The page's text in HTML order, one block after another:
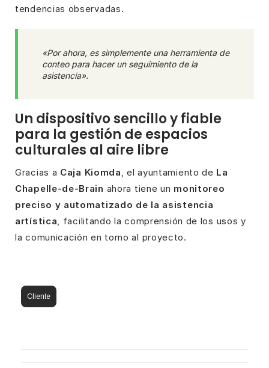
tendencias observadas.
«Por ahora, es simplemente una herramienta de
conteo para hacer un seguimiento de la
asistencia».
Un dispositivo sencillo y fiable
para la gestión de espacios
culturales al aire libre
Gracias a Caja Kiomda , el ayuntamiento de La
Chapelle-de-Brain ahora tiene un monitoreo
preciso y automatizado de la asistencia
artística , facilitando la comprensión de los usos y
la comunicación en torno al proyecto.
Cliente